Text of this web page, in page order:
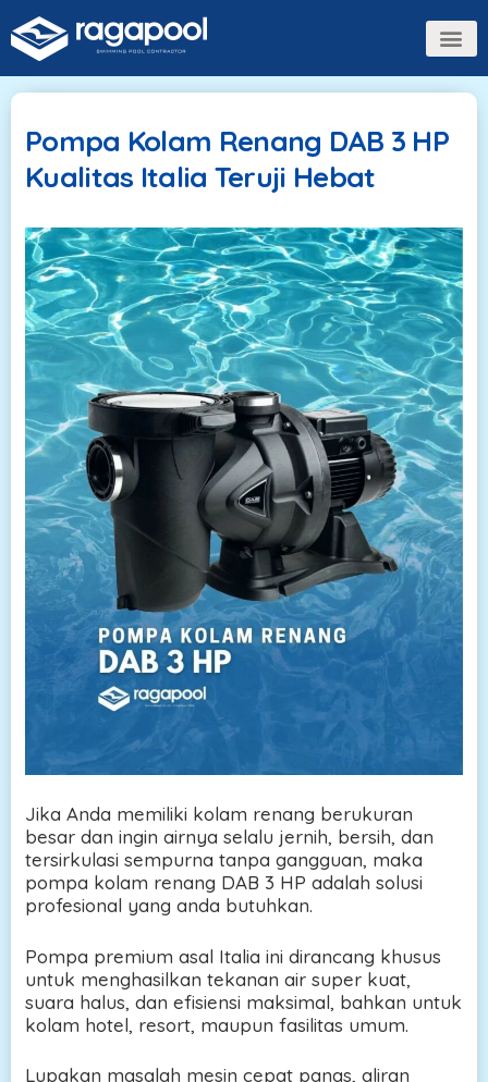
Pompa Kolam Renang DAB 3 HP
Kualitas Italia Teruji Hebat
Jika Anda memiliki kolam renang berukuran
besar dan ingin airnya selalu jernih, bersih, dan
tersirkulasi sempurna tanpa gangguan, maka
pompa kolam renang DAB 3 HP adalah solusi
profesional yang anda butuhkan.
Pompa premium asal Italia ini dirancang khusus
untuk menghasilkan tekanan air super kuat,
suara halus, dan efisiensi maksimal, bahkan untuk
kolam hotel, resort, maupun fasilitas umum.
Lupakan masalah mesin cepat panas, aliran